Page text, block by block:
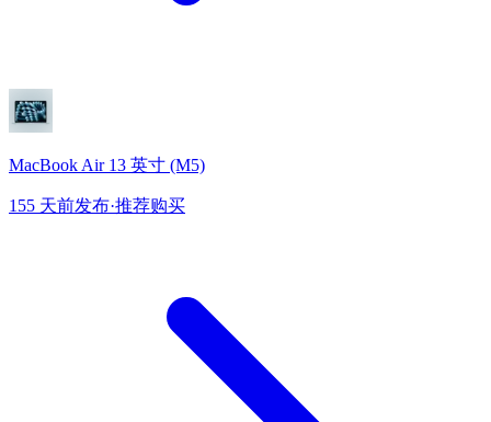
MacBook Air 13 英寸 (M5)
155 天前发布·推荐购买